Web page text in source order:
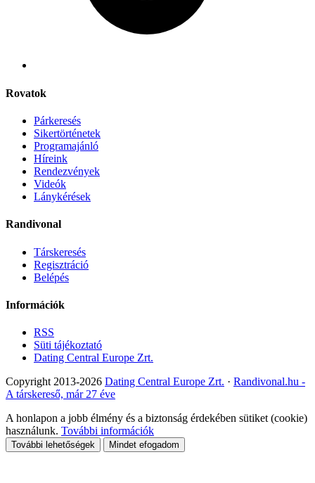
Rovatok
Párkeresés
Sikertörténetek
Programajánló
Híreink
Rendezvények
Videók
Lánykérések
Randivonal
Társkeresés
Regisztráció
Belépés
Információk
RSS
Süti tájékoztató
Dating Central Europe Zrt.
Copyright 2013-2026 Dating Central Europe Zrt. · Randivonal.hu -
A társkereső, már 27 éve
A honlapon a jobb élmény és a biztonság érdekében sütiket (cookie)
használunk. További információk
További lehetőségek Mindet efogadom